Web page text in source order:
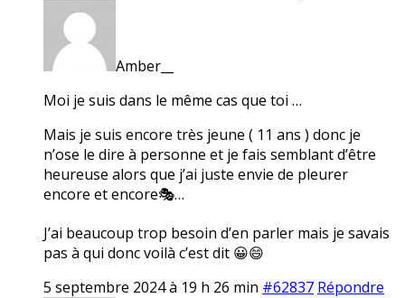
Amber__
Moi je suis dans le même cas que toi …
Mais je suis encore très jeune ( 11 ans ) donc je
n’ose le dire à personne et je fais semblant d’être
heureuse alors que j’ai juste envie de pleurer
encore et encore🎭…
J’ai beaucoup trop besoin d’en parler mais je savais
pas à qui donc voilà c’est dit 😀😄
5 septembre 2024 à 19 h 26 min #62837 Répondre